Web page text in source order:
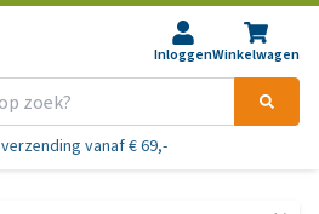
InloggenWinkelwagen
verzending vanaf € 69,-